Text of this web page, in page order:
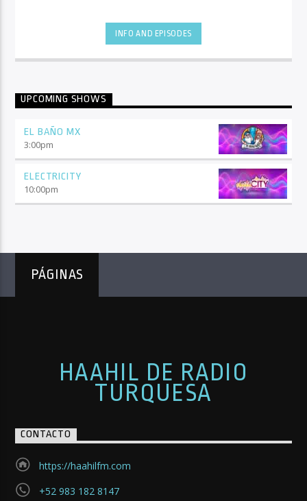
INFO AND EPISODES
UPCOMING SHOWS
EL BAÑO MX
3:00pm
ELECTRICITY
10:00pm
PÁGINAS
HAAHIL DE RADIO
TURQUESA
CONTACTO
https://haahilfm.com
+52 983 182 8147